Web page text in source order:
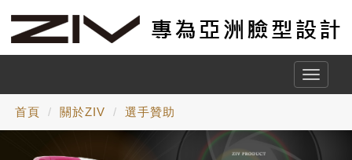
Toggle
首頁 關於ZIV 選手贊助